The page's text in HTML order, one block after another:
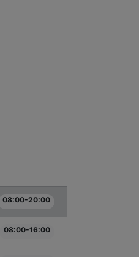
08:00-20:00
08:00-16:00